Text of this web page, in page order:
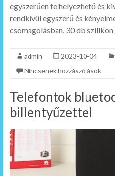
egyszerűen felhelyezhető és
rendkívül egyszerű és
csomagolásban, 30 db
admin 2023-10-04
Nincsenek hozzászólások
Telefontok
billentyűzettel